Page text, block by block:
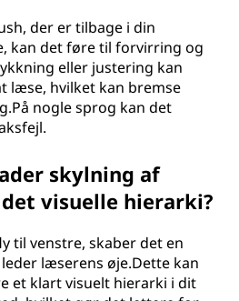
der er tilbage i din
kan det føre til forvirring og
eller justering kan
læse, hvilket kan bremse
nogle sprog kan det
skylning af
visuelle hierarki?
til venstre, skaber det en
læserens øje.Dette kan
et klart visuelt hierarki i dit